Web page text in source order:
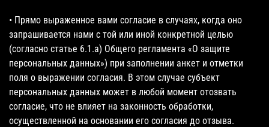
• Прямо выраженное вами согласие в случаях, когда оно
запрашивается нами с той или иной конкретной целью
(согласно статье 6.1.a) Общего регламента «О защите
персональных данных») при заполнении анкет и отметки
поля о выражении согласия. В этом случае субъект
персональных данных может в любой момент отозвать
согласие, что не влияет на законность обработки,
осуществленной на основании его согласия до отзыва.